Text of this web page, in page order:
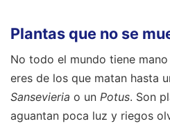
Plantas que no se
No todo el mundo tiene
eres de los que matan hasta
Sansevieria o un Potus. Son
aguantan poca luz y riegos